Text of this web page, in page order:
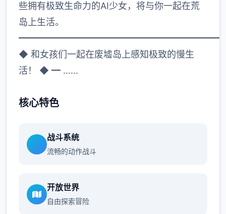
些拥有极致生命力的AI少女，将与你一起在荒
岛上生活。
◆ 和女孩们一起在废墟岛上感知极致的慢生
活！ ◆ ━ ......
核心特色
战斗系统
流畅的动作战斗
开放世界
自由探索冒险